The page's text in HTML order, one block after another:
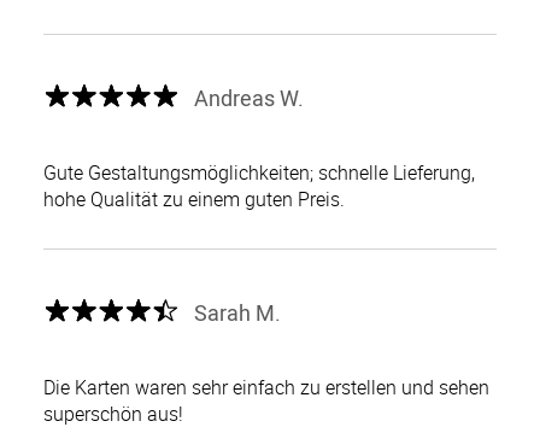
Andreas W.
Gute Gestaltungsmöglichkeiten; schnelle Lieferung,
hohe Qualität zu einem guten Preis.
Sarah M.
Die Karten waren sehr einfach zu erstellen und sehen
superschön aus!